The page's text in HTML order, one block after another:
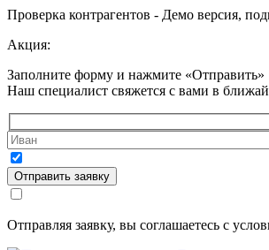
Проверка контрагентов - Демо версия,
Акция:
Заполните форму и нажмите «Отправить»
Наш специалист свяжется с вами в
Отправить заявку
Отправляя заявку, вы соглашаетесь с